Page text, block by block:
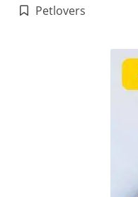
Publicado
Petlovers